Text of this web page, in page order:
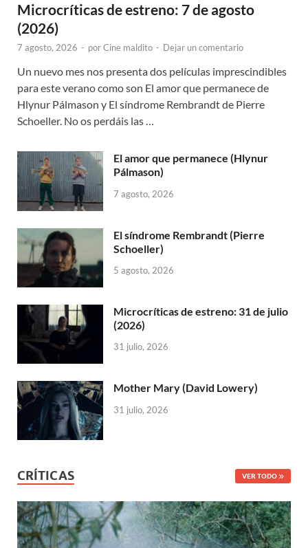
Microcríticas de estreno: 7 de agosto
(2026)
7 agosto, 2026 - porCine maldito - Dejar un comentario
Un nuevo mes nos presenta dos películas imprescindibles
para este verano como son El amor que permanece de
Hlynur Pálmason y El síndrome Rembrandt de Pierre
Schoeller. No os perdáis las …
El amor que permanece (Hlynur
Pálmason)
7 agosto, 2026
El síndrome Rembrandt (Pierre
Schoeller)
5 agosto, 2026
Microcríticas de estreno: 31 de julio
(2026)
31 julio, 2026
Mother Mary (David Lowery)
31 julio, 2026
CRÍTICAS VER TODO